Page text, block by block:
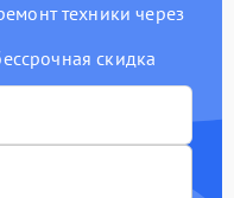
техники через
скидка